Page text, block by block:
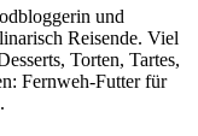
und
Reisende. Viel
Torten, Tartes,
Fernweh-Futter für